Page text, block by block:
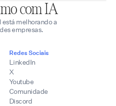
com IA
melhorando a
empresas.
Redes Sociais
LinkedIn
X
Youtube
Comunidade
Discord